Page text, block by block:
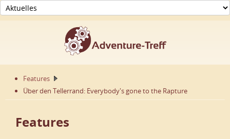
Features
Über den Tellerrand: Everybody's gone to the Rapture
Features